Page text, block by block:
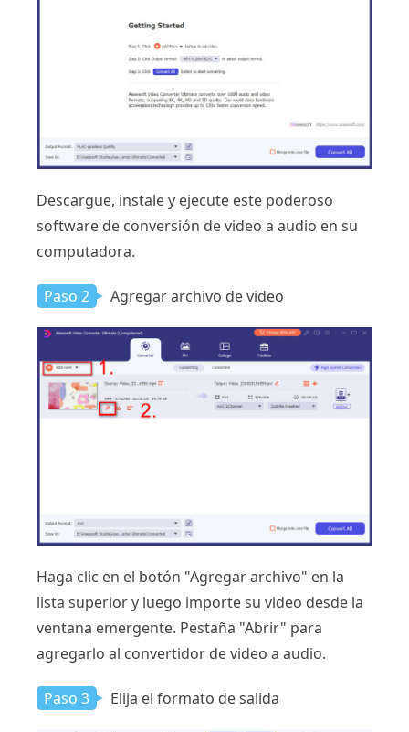
Descargue, instale y ejecute este poderoso
software de conversión de video a audio en su
computadora.
Paso 2 Agregar archivo de video
Haga clic en el botón "Agregar archivo" en la
lista superior y luego importe su video desde la
ventana emergente. Pestaña "Abrir" para
agregarlo al convertidor de video a audio.
Paso 3 Elija el formato de salida